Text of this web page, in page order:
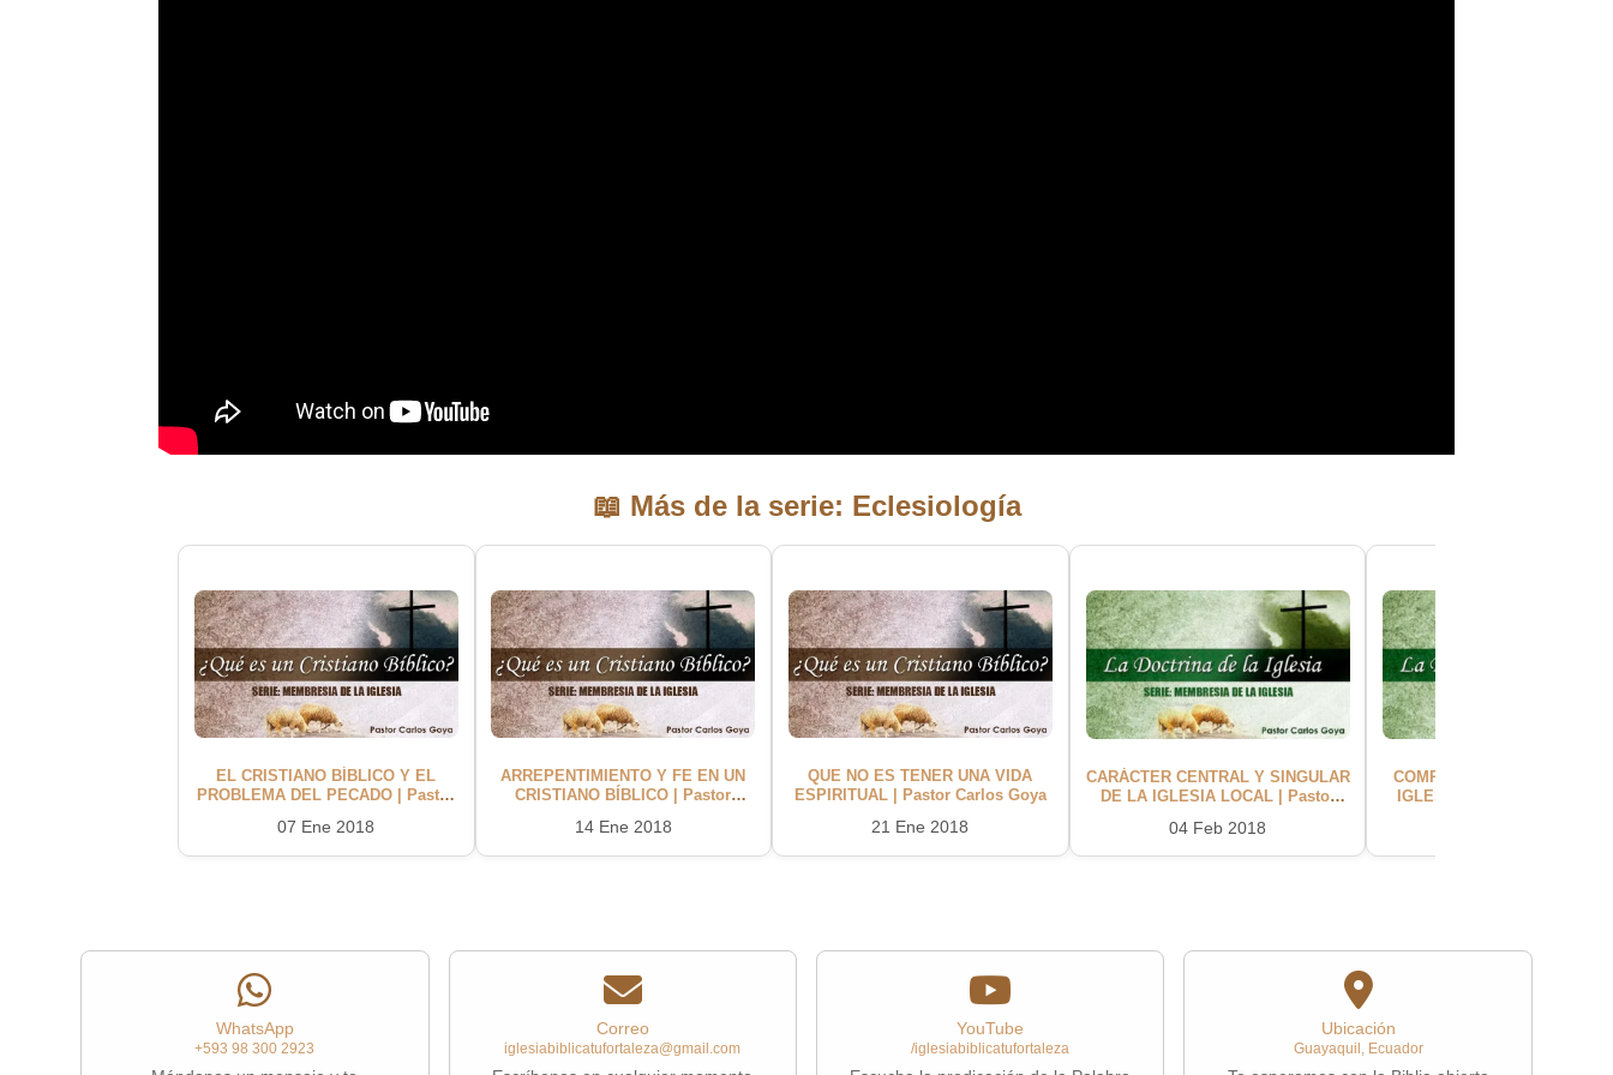
📖 Más de la serie: Eclesiología
EL CRISTIANO BÍBLICO Y EL
PROBLEMA DEL PECADO | Pastor
07 Ene 2018
ARREPENTIMIENTO Y FE EN UN
CRISTIANO BÍBLICO | Pastor
14 Ene 2018
QUE NO ES TENER UNA VIDA
ESPIRITUAL | Pastor Carlos Goya
21 Ene 2018
CARÁCTER CENTRAL Y SINGULAR
DE LA IGLESIA LOCAL | Pastor
04 Feb 2018
COMPOSICIÓN BÍBLICA DE
IGLESIA LOCAL | Pastor
WhatsApp
+593 98 300 2923
Correo
iglesiabiblicatufortaleza@gmail.com
YouTube
/iglesiabiblicatufortaleza
Ubicación
Guayaquil, Ecuador